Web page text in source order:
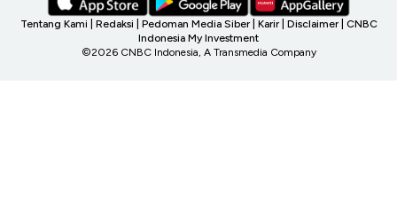
Tentang Kami Redaksi Pedoman Media Siber Karir Disclaimer CNBC
Indonesia My Investment
©2026 CNBC Indonesia, A Transmedia Company